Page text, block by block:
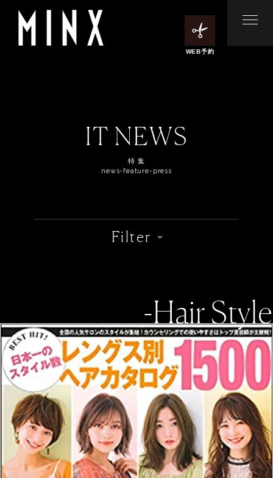
WEB予約
IT NEWS
特 集
news-feature-press
Filter
-Hair Style